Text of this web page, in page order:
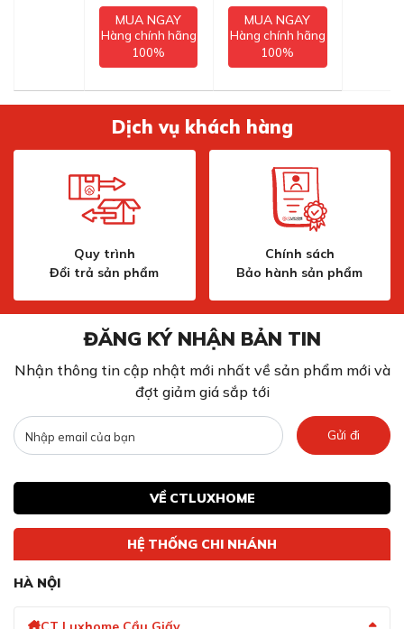
MUA NGAY
Hàng chính hãng
100%
MUA NGAY
Hàng chính hãng
100%
Dịch vụ khách hàng
Quy trình
Đổi trả sản phẩm
Chính sách
Bảo hành sản phẩm
ĐĂNG KÝ NHẬN BẢN TIN
Nhận thông tin cập nhật mới nhất về sản phẩm mới và
đợt giảm giá sắp tới
Gửi đi
VỀ CTLUXHOME
HỆ THỐNG CHI NHÁNH
HÀ NỘI